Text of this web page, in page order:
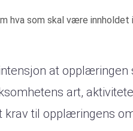
hva som skal være
at
art,
krav til opplæringens